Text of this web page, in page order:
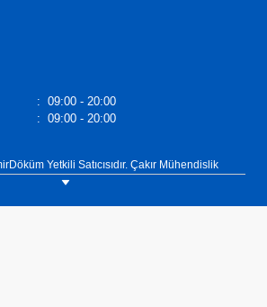
: 09:00 - 20:00
: 09:00 - 20:00
Yetkili Satıcısıdır. Çakır Mühendislik
Servis, bakım, onarım ve garanti